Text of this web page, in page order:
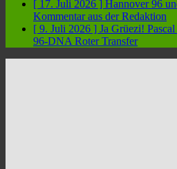
[ 17. Juli 2026 ] Hannover 96
Kommentar aus der Redaktion
[ 9. Juli 2026 ] Ja Grüezi!
96-DNA Roter Transfer